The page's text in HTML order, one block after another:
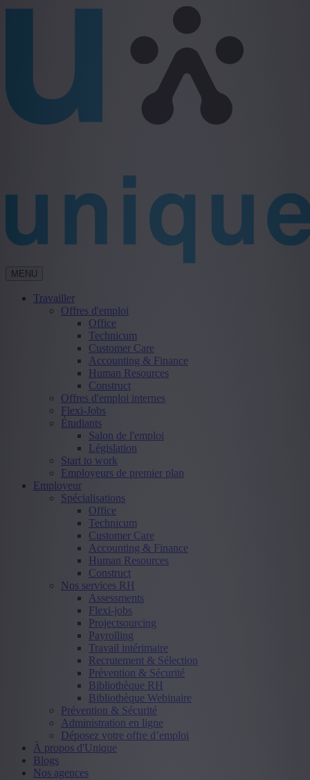
MENU
Travailler
Offres d'emploi
Office
Technicum
Customer Care
Accounting & Finance
Human Resources
Construct
Offres d'emploi internes
Flexi-Jobs
Étudiants
Salon de l'emploi
Législation
Start to work
Employeurs de premier plan
Employeur
Spécialisations
Office
Technicum
Customer Care
Accounting & Finance
Human Resources
Construct
Nos services RH
Assessments
Flexi-jobs
Projectsourcing
Payrolling
Travail intérimaire
Recrutement & Sélection
Prévention & Sécurité
Bibliothèque RH
Bibliothèque Webinaire
Prévention & Sécurité
Administration en ligne
Déposez votre offre d’emploi
À propos d'Unique
Blogs
Nos agences